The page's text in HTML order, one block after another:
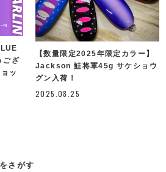
ござ
ッ
【数量限定2025年限定カラー】
Jackson 鮭将軍45g サケショウ
グン入荷！
2025.08.25
さがす